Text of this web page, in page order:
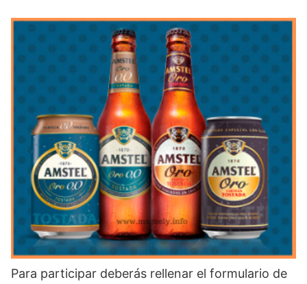
Para participar deberás rellenar el formulario de